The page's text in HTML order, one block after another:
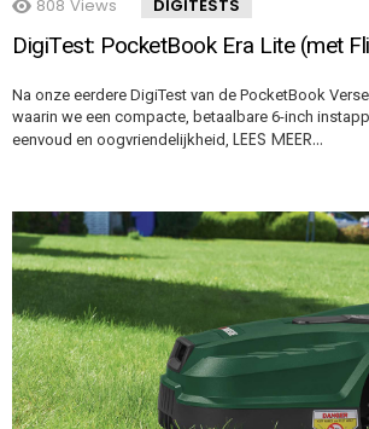
808 Views DIGITESTS
DigiTest: PocketBook Era Lite (met
Na onze eerdere DigiTest van de PocketBook
waarin we een compacte, betaalbare 6-inch
eenvoud en oogvriendelijkheid, LEES MEER…